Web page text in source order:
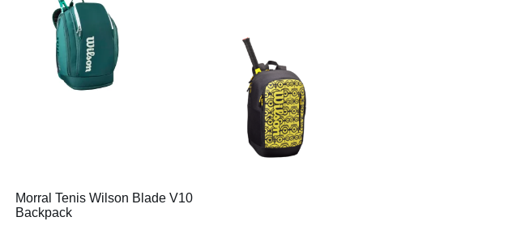
Morral Tenis Wilson Blade V10
Backpack